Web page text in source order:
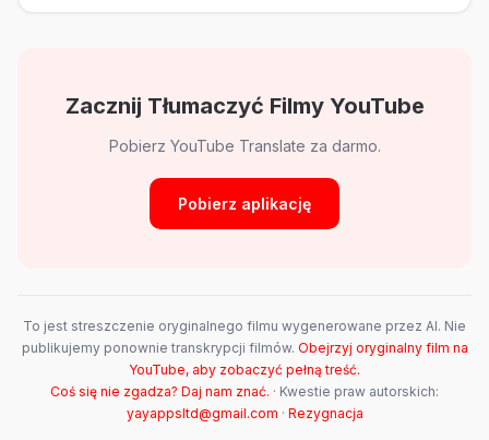
Zacznij Tłumaczyć Filmy YouTube
Pobierz YouTube Translate za darmo.
Pobierz aplikację
To jest streszczenie oryginalnego filmu wygenerowane przez AI. Nie
publikujemy ponownie transkrypcji filmów. Obejrzyj oryginalny film na
YouTube, aby zobaczyć pełną treść.
Coś się nie zgadza? Daj nam znać. · Kwestie praw autorskich:
yayappsltd@gmail.com · Rezygnacja